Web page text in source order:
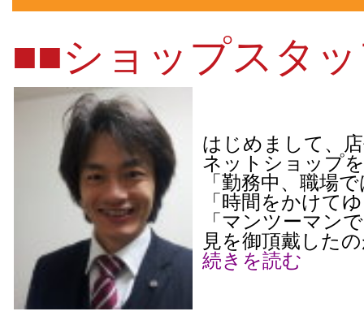
■■ショップスタ
はじめまして、
ネットショップ
「勤務中、職場
「時間をかけて
「マンツーマン
見を御頂戴した
続きを読む